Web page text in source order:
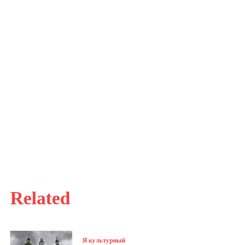
Related
Я культурный